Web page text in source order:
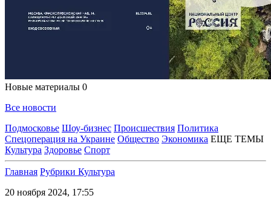
Новые материалы 0
Все новости
Подмосковье Шоу-бизнес Происшествия Политика
Спецоперация на Украине Общество Экономика ЕЩЕ ТЕМЫ
Культура Здоровье Спорт
Главная Рубрики Культура
20 ноября 2024, 17:55